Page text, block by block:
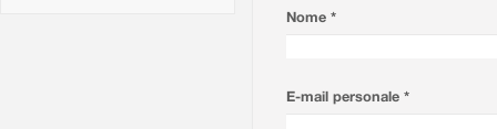
Nome *
E-mail personale *